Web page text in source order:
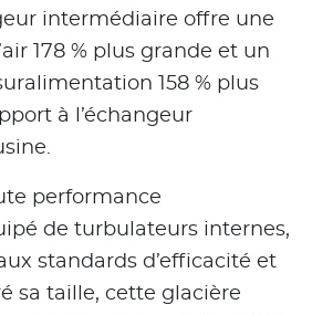
intermédiaire offre une
178 % plus grande et un
158 % plus
à l’échangeur
performance
de turbulateurs internes,
standards d’efficacité et
sa taille, cette glacière